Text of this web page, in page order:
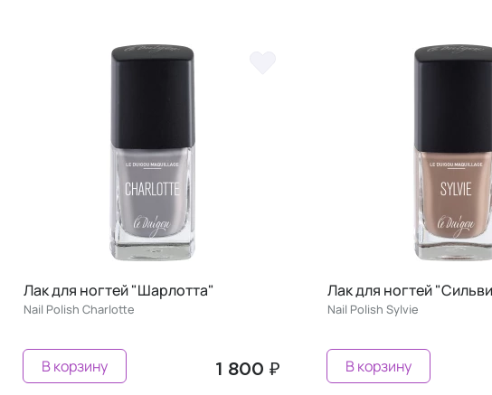
Лак для ногтей "Сильвия"
Nail Polish Sylvie
1 800 ₽
В корзину
Лак для ногтей "Дениз"
Nail Polish Denise
В корзину